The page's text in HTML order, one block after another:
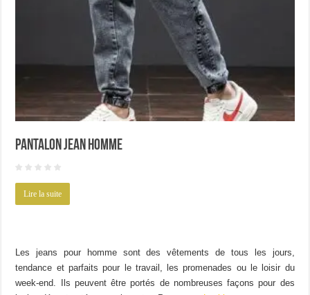
pantalon jean homme
Lire la suite
Les jeans pour homme sont des vêtements de tous les jours,
tendance et parfaits pour le travail, les promenades ou le loisir du
week-end. Ils peuvent être portés de nombreuses façons pour des